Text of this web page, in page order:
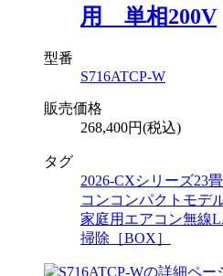
用 単相200V
型番
S716ATCP-W
販売価格
268,400円(税込)
タグ
2026-CXシリーズ23
コンコンパクトモデ
家庭用エアコン無線
掃除［BOX］